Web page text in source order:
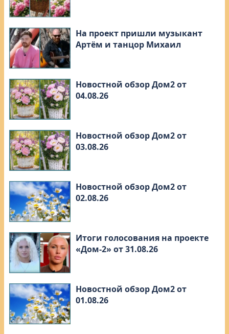
На проект пришли музыкант
Артём и танцор Михаил
Новостной обзор Дом2 от
04.08.26
Новостной обзор Дом2 от
03.08.26
Новостной обзор Дом2 от
02.08.26
Итоги голосования на проекте
«Дом-2» от 31.08.26
Новостной обзор Дом2 от
01.08.26